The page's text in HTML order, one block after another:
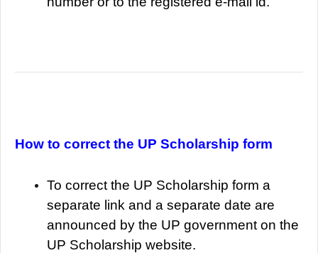
How to correct the UP Scholarship form
To correct the UP Scholarship form a
separate link and a separate date are
announced by the UP government on the
UP Scholarship website.